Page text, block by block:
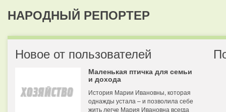
НАРОДНЫЙ РЕПОРТЕР
Новое от пользователей
Маленькая птичка для семьи
и дохода
История Марии Ивановны, которая
однажды устала – и позволила себе
жить легче Мария Ивановна всегда